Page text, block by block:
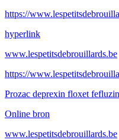
https://
hyperlink
www.lespetitsdebrouillards.be
https://
Prozac deprexin floxet
Online bron
www.lespetitsdebrouillards.be